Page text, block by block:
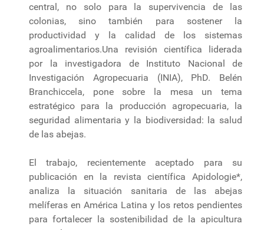
central, no solo para la supervivencia de las
colonias, sino también para sostener la
productividad y la calidad de los sistemas
agroalimentarios.Una revisión científica liderada
por la investigadora de Instituto Nacional de
Investigación Agropecuaria (INIA), PhD. Belén
Branchiccela, pone sobre la mesa un tema
estratégico para la producción agropecuaria, la
seguridad alimentaria y la biodiversidad: la salud
de las abejas.
El trabajo, recientemente aceptado para su
publicación en la revista científica Apidologie*,
analiza la situación sanitaria de las abejas
melíferas en América Latina y los retos pendientes
para fortalecer la sostenibilidad de la apicultura